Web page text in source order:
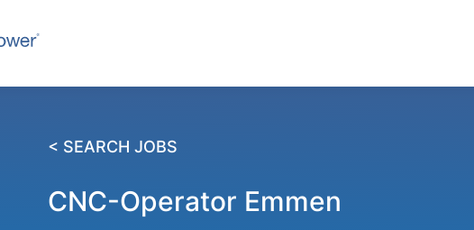
< SEARCH JOBS
CNC-Operator Emmen